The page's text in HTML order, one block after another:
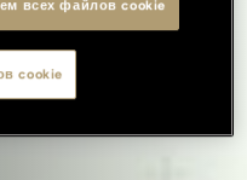
всех файлов cookie
cookie